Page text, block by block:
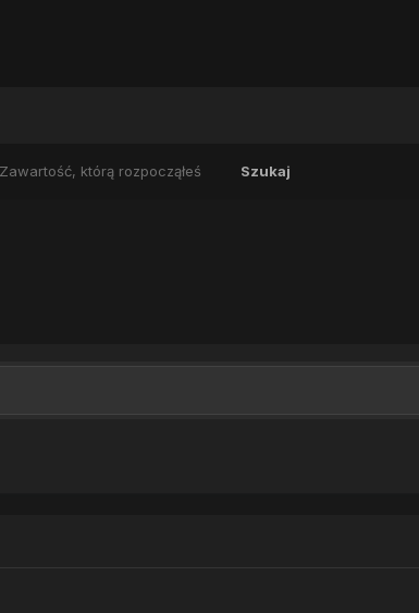
Zawartość, którą rozpocząłeś Szukaj